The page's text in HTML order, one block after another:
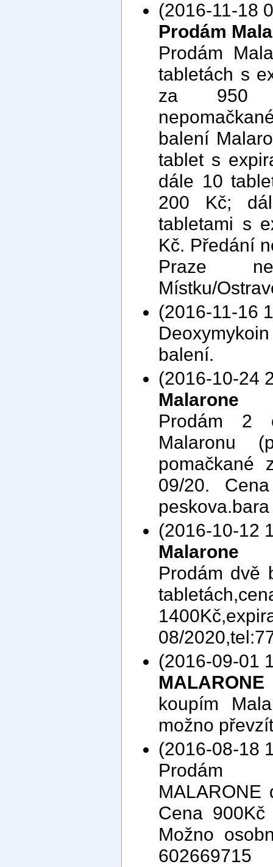
(2016-11-18
Prodám
Prodám
tabletách s
za 950
balení
tablet s
dále 10
200 Kč;
tabletami s
Kč. Předání
Praze
Místku/
(2016-11-16
balení.
(2016-10-24
Malarone
Prodám 2
Malaronu
pomačkané
09/20.
(2016-10-12
Malarone
Prodám dvě
08/
(2016-09-01
MALARONE
koupím
možno
(2016-08-18
Prodám
MALARONE
Cena
Možno
602669715